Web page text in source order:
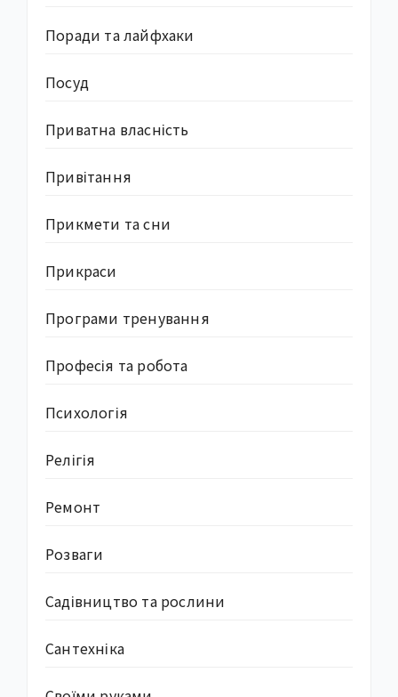
Поради та лайфхаки
Посуд
Приватна власність
Привітання
Прикмети та сни
Прикраси
Програми тренування
Професія та робота
Психологія
Релігія
Ремонт
Розваги
Садівництво та рослини
Сантехніка